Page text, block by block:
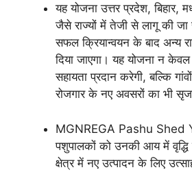
यह योजना उत्तर प्रदेश, बिहार,
जैसे राज्यों में तेजी से लागू की
सफल क्रियान्वयन के बाद अन्य
दिया जाएगा। यह योजना न
सहायता प्रदान करेगी, बल्कि
रोजगार के नए अवसरों का भी
MGNREGA Pashu Shed
पशुपालकों को उनकी आय में
क्षेत्र में नए उत्पादन के लिए